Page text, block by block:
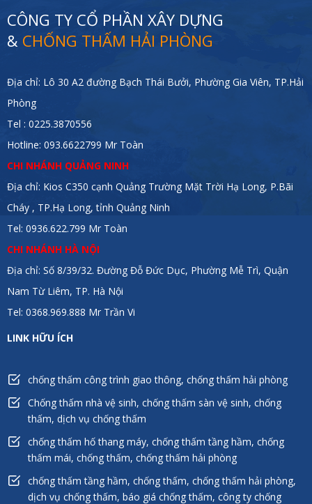
CÔNG TY CỔ PHẦN XÂY DỰNG
& CHỐNG THẤM HẢI PHÒNG
Địa chỉ: Lô 30 A2 đường Bạch Thái Bưởi, Phường Gia Viên, TP.Hải
Phòng
Tel : 0225.3870556
Hotline: 093.6622799 Mr Toàn
CHI NHÁNH QUẢNG NINH
Địa chỉ: Kios C350 cạnh Quảng Trường Mặt Trời Hạ Long, P.Bãi
Cháy , TP.Hạ Long, tỉnh Quảng Ninh
Tel: 0936.622.799 Mr Toàn
CHI NHÁNH HÀ NỘI
Địa chỉ: Số 8/39/32. Đường Đỗ Đức Dục, Phường Mễ Trì, Quận
Nam Từ Liêm, TP. Hà Nội
Tel: 0368.969.888 Mr Trần Vi
LINK HỮU ÍCH
chống thấm công trình giao thông, chống thấm hải phòng
Chống thấm nhà vệ sinh, chống thấm sàn vệ sinh, chống
thấm, dịch vụ chống thấm
chống thấm hố thang máy, chống thấm tầng hầm, chống
thấm mái, chống thấm, chống thấm hải phòng
chống thấm tầng hầm, chống thấm, chống thấm hải phòng,
dịch vụ chống thấm, báo giá chống thấm, công ty chống